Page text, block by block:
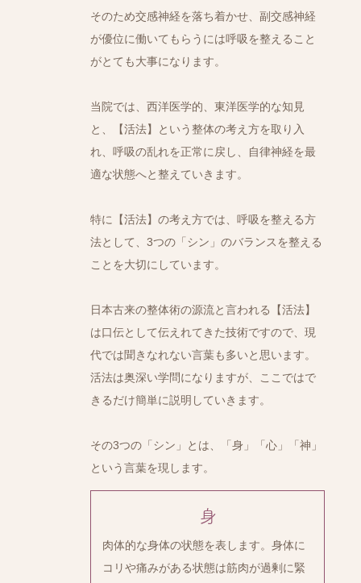
そのため交感神経を落ち着かせ、副交感神経
が優位に働いてもらうには呼吸を整えること
がとても大事になります。
当院では、西洋医学的、東洋医学的な知見
と、【活法】という整体の考え方を取り入
れ、呼吸の乱れを正常に戻し、自律神経を最
適な状態へと整えていきます。
特に【活法】の考え方では、呼吸を整える方
法として、3つの「シン」のバランスを整える
ことを大切にしています。
日本古来の整体術の源流と言われる【活法】
は口伝として伝えれてきた技術ですので、現
代では聞きなれない言葉も多いと思います。
活法は奥深い学問になりますが、ここではで
きるだけ簡単に説明していきます。
その3つの「シン」とは、「身」「心」「神」
という言葉を現します。
身
肉体的な身体の状態を表します。身体に
コリや痛みがある状態は筋肉が過剰に緊